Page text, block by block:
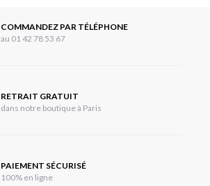
COMMANDEZ PAR TÉLÉPHONE
au 01 42 78 53 67
RETRAIT GRATUIT
dans notre boutique à Paris
PAIEMENT SÉCURISÉ
100% en ligne